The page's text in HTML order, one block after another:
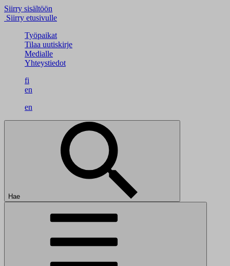
Siirry sisältöön
Siirry etusivulle
Työpaikat
Tilaa uutiskirje
Medialle
Yhteystiedot
fi
en
en
Hae